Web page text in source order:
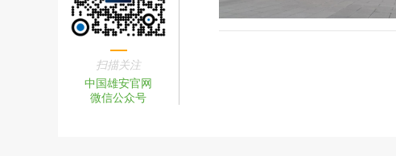
扫描关注
中国雄安官网
微信公众号